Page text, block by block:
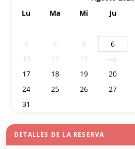
Lu
Ma Mi Ju
3
4 5 6
10
11 12 13
17
18 19 20
24
25 26 27
31
DETALLES DE LA RESERVA